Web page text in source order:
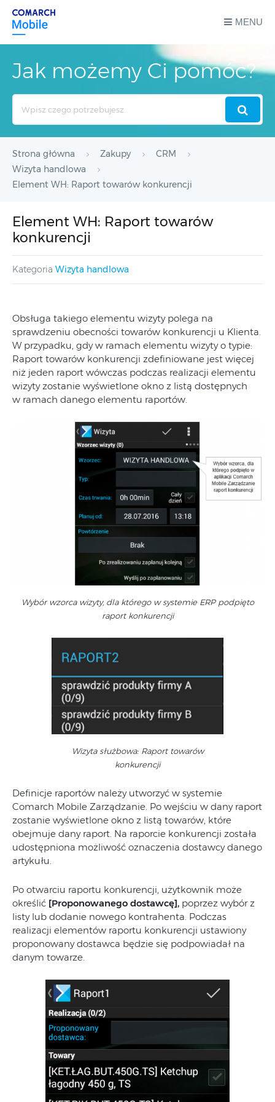
MENU
Jak możemy Ci pomóc?
Strona główna Zakupy
CRM
Wizyta handlowa
Element WH: Raport towarów konkurencji
Element WH: Raport towarów
konkurencji
Kategoria Wizyta handlowa
Obsługa takiego elementu wizyty polega na
sprawdzeniu obecności towarów konkurencji u Klienta.
W przypadku, gdy w ramach elementu wizyty o typie:
Raport towarów konkurencji zdefiniowane jest więcej
niż jeden raport wówczas podczas realizacji elementu
wizyty zostanie wyświetlone okno z listą dostępnych
w ramach danego elementu raportów.
Wybór wzorca wizyty, dla którego w systemie ERP podpięto
raport konkurencji
Wizyta służbowa: Raport towarów
konkurencji
Definicje raportów należy utworzyć w systemie
Comarch Mobile Zarządzanie. Po wejściu w dany raport
zostanie wyświetlone okno z listą towarów, które
obejmuje dany raport. Na raporcie konkurencji została
udostępniona możliwość oznaczenia dostawcy danego
artykułu.
Po otwarciu raportu konkurencji, użytkownik może
określić [Proponowanego dostawcę], poprzez wybór z
listy lub dodanie nowego kontrahenta. Podczas
realizacji elementów raportu konkurencji ustawiony
proponowany dostawca będzie się podpowiadał na
danym towarze.